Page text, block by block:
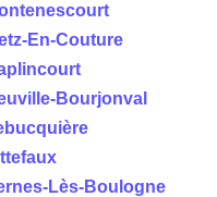
En-Couture
Bourjonval
Lès-Boulogne